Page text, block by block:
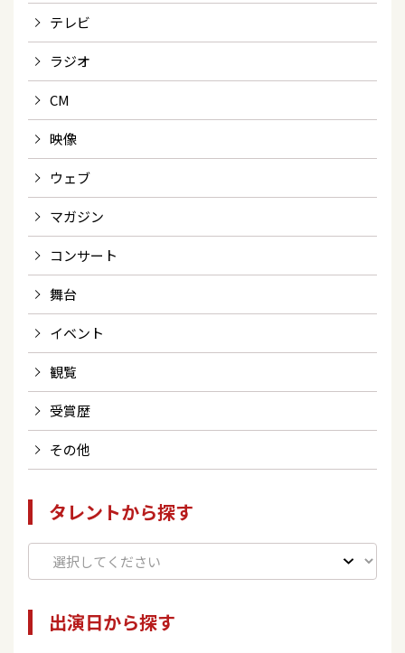
テレビ
ラジオ
CM
映像
ウェブ
マガジン
コンサート
舞台
イベント
観覧
受賞歴
その他
タレントから探す
出演日から探す